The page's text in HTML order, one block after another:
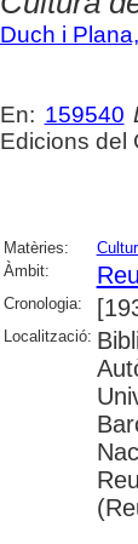
Duch i
En: 159540
Edicions del
Matèries:
Àmbit:
Cronologia:
Localització: